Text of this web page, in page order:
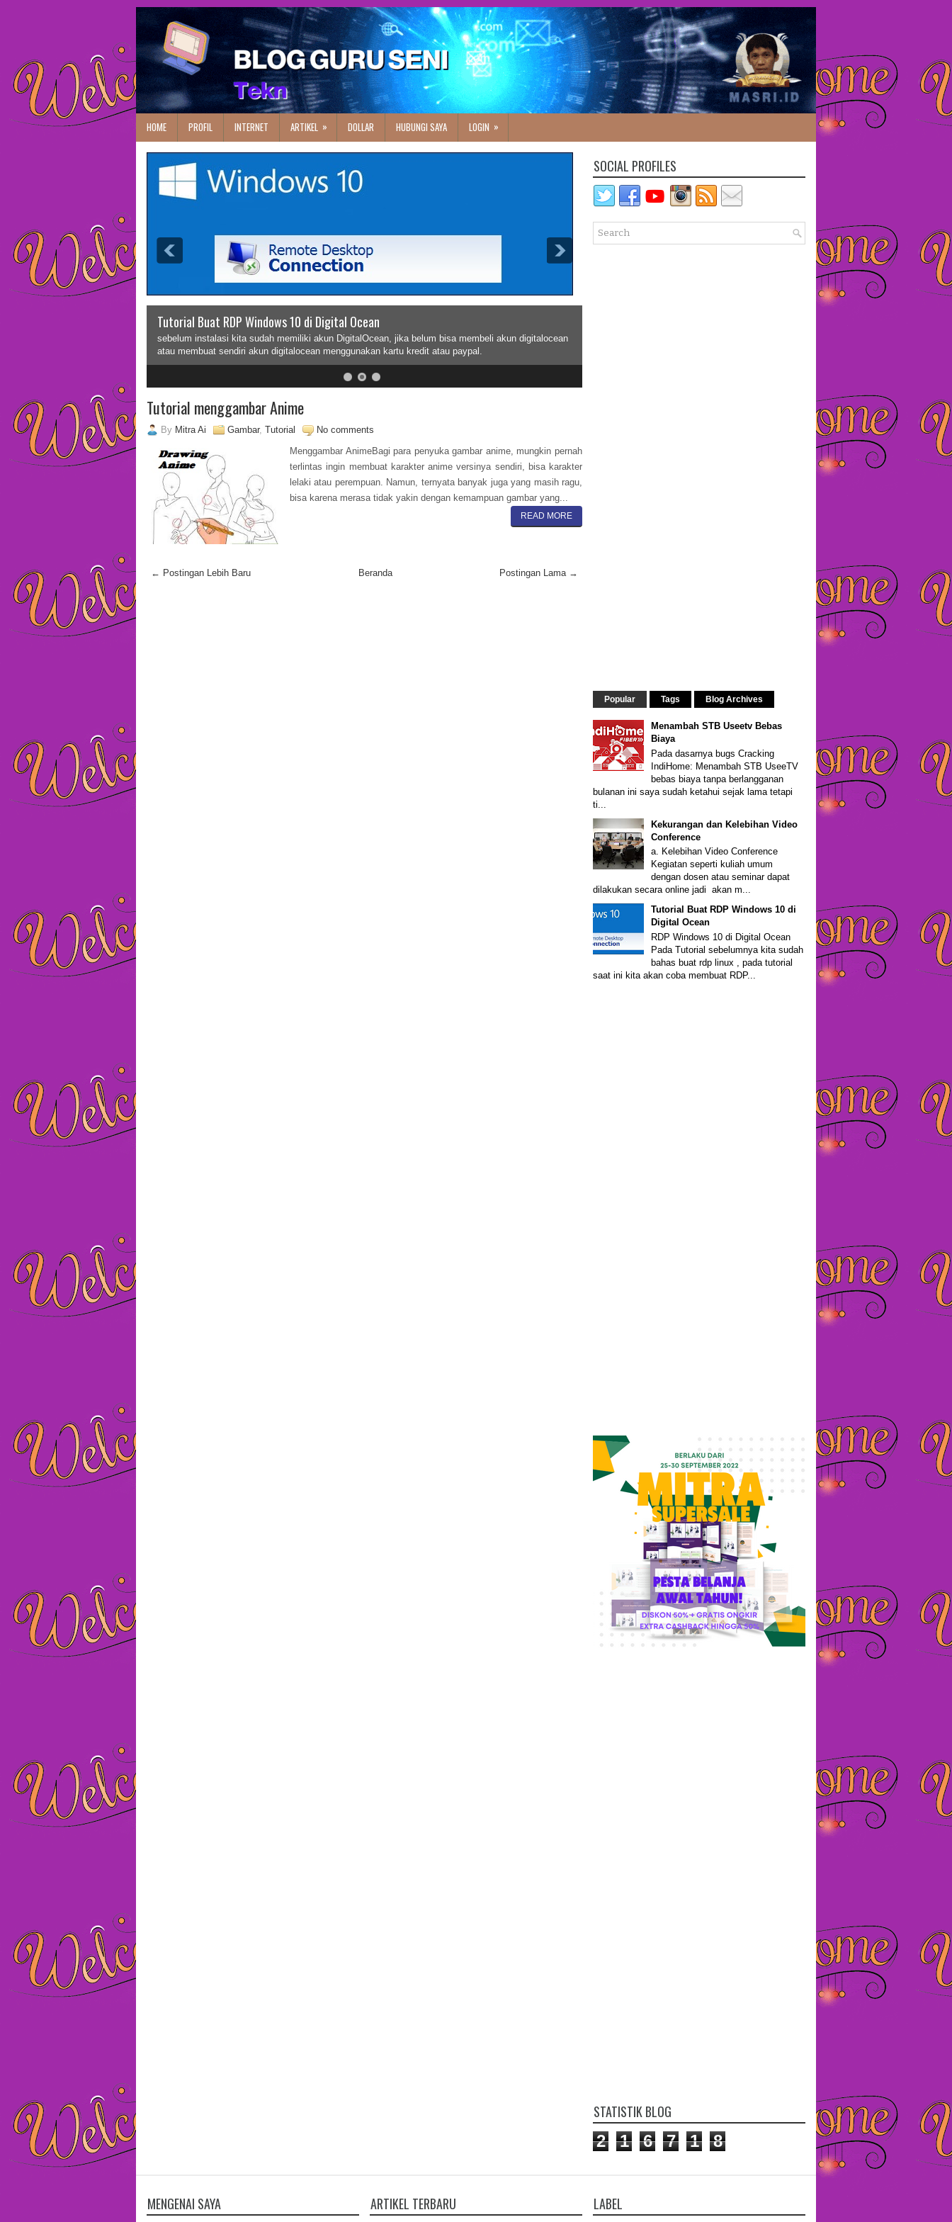
HOME PROFIL INTERNET ARTIKEL » DOLLAR HUBUNGI SAYA LOGIN »
Tutorial Buat RDP Windows 10 di Digital Ocean
sebelum instalasi kita sudah memiliki akun DigitalOcean, jika belum bisa membeli akun digitalocean
atau membuat sendiri akun digitalocean menggunakan kartu kredit atau paypal.
Tutorial menggambar Anime
By Mitra Ai Gambar, Tutorial
No comments
Menggambar AnimeBagi para penyuka gambar anime, mungkin pernah
terlintas ingin membuat karakter anime versinya sendiri, bisa karakter
lelaki atau perempuan. Namun, ternyata banyak juga yang masih ragu,
bisa karena merasa tidak yakin dengan kemampuan gambar yang...
READ MORE
← Postingan Lebih Baru Postingan Lama →
Beranda
SOCIAL PROFILES
Popular Tags Blog Archives
Menambah STB Useetv Bebas
Biaya
Pada dasarnya bugs Cracking
IndiHome: Menambah STB UseeTV
bebas biaya tanpa berlangganan
bulanan ini saya sudah ketahui sejak lama tetapi
ti...
Kekurangan dan Kelebihan Video
Conference
a. Kelebihan Video Conference
Kegiatan seperti kuliah umum
dengan dosen atau seminar dapat
dilakukan secara online jadi akan m...
Tutorial Buat RDP Windows 10 di
Digital Ocean
RDP Windows 10 di Digital Ocean
Pada Tutorial sebelumnya kita sudah
bahas buat rdp linux , pada tutorial
saat ini kita akan coba membuat RDP...
STATISTIK BLOG
2 1 6 7 1 8
MENGENAI SAYA ARTIKEL TERBARU LABEL